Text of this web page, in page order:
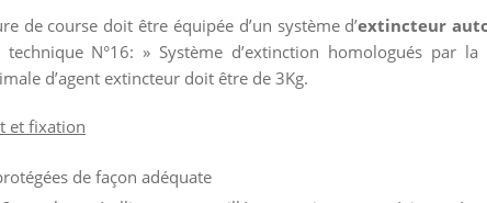
de course doit être équipée d’un système d’extincteur
N°16: » Système d’extinction homologués par la
d’agent extincteur doit être de 3Kg.
et fixation
de façon adéquate